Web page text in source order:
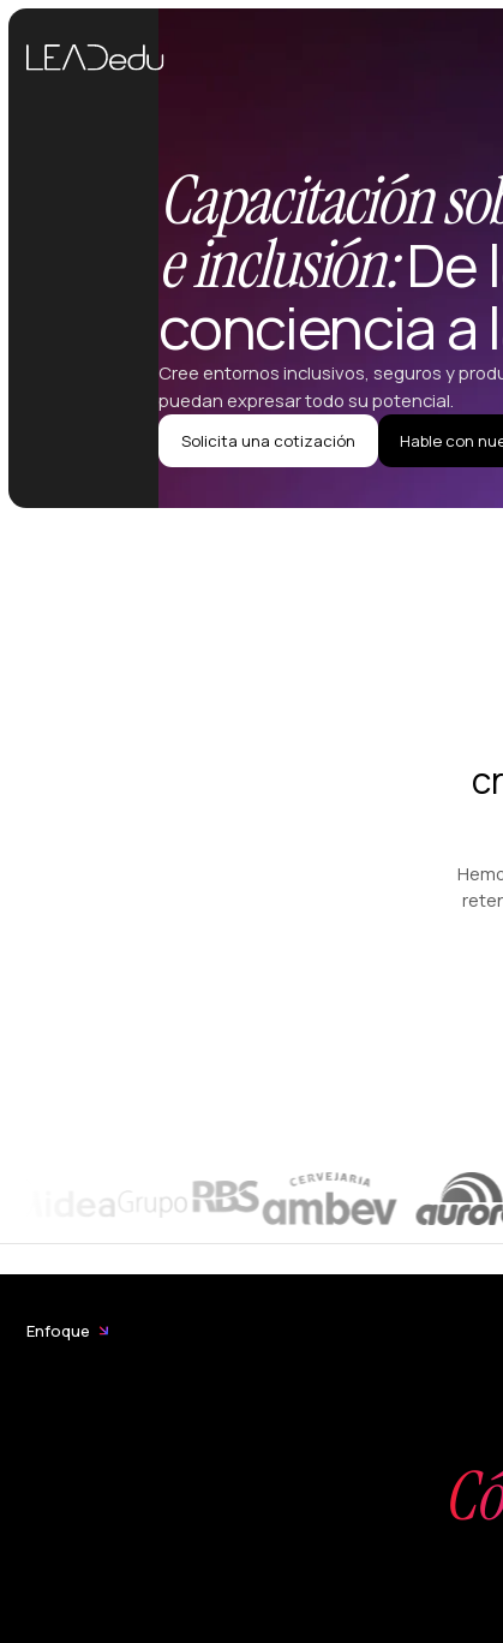
Capacitación
e inclusión:De
conciencia a
Cree entornos inclusivos, seguros y
puedan expresar todo su potencial.
Solicita una cotización Hable con
Enfoque